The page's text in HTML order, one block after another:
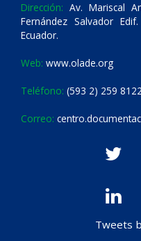
Dirección: Av. Mariscal
Fernández Salvador
Ecuador.
Web: www.olade.org
Teléfono: (593 2) 259
Correo:
Tweets